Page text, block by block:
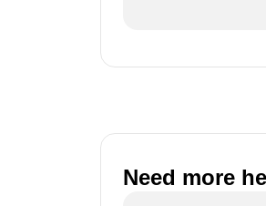
Need more